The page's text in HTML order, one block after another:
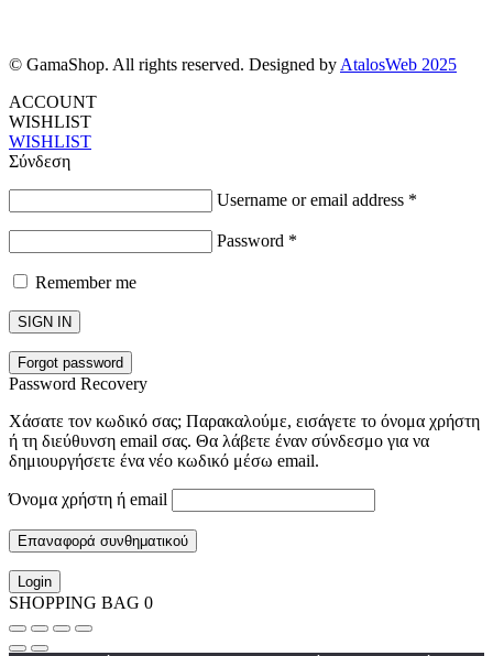
© GamaShop. All rights reserved. Designed by AtalosWeb 2025
ACCOUNT
WISHLIST
WISHLIST
Σύνδεση
Username or email address *
Password *
Remember me
SIGN IN
Forgot password
Password Recovery
Χάσατε τον κωδικό σας; Παρακαλούμε, εισάγετε το όνομα χρήστη
ή τη διεύθυνση email σας. Θα λάβετε έναν σύνδεσμο για να
δημιουργήσετε ένα νέο κωδικό μέσω email.
Όνομα χρήστη ή email
Επαναφορά συνθηματικού
Login
SHOPPING BAG 0